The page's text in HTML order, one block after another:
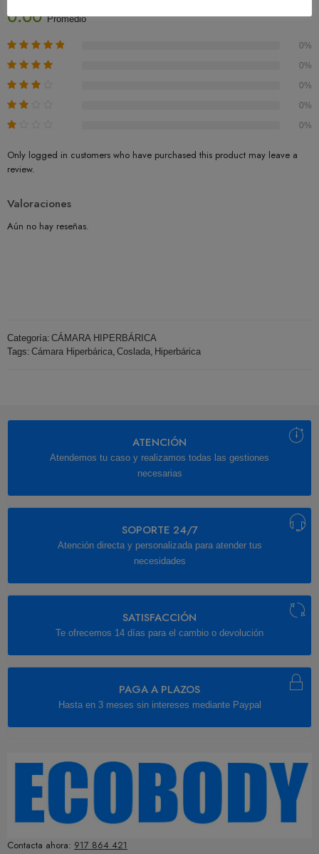
0.00Promedio
0%
0%
0%
0%
0%
Only logged in customers who have purchased this product may leave a
review.
Valoraciones
Aún no hay reseñas.
Categoría: CÁMARA HIPERBÁRICA
Tags: Cámara Hiperbárica Coslada Hiperbárica
ATENCIÓN
Atendemos tu caso y realizamos todas las gestiones
necesarias
SOPORTE 24/7
Atención directa y personalizada para atender tus
necesidades
SATISFACCIÓN
Te ofrecemos 14 días para el cambio o devolución
PAGA A PLAZOS
Hasta en 3 meses sin intereses mediante Paypal
Contacta ahora: 917 864 421